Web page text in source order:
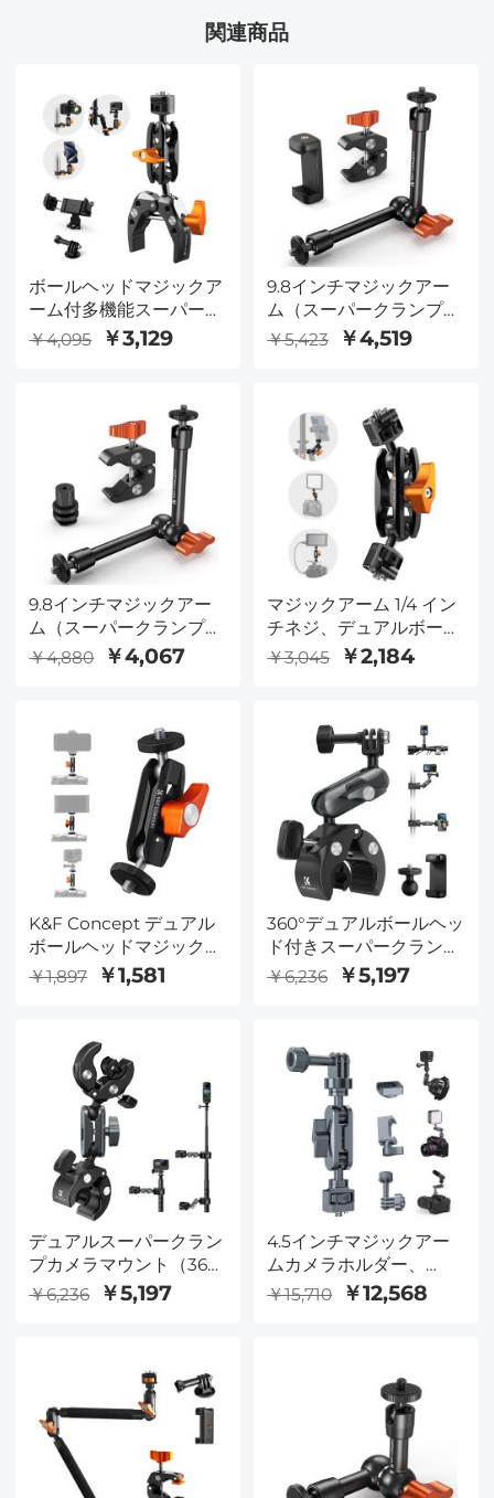
関連商品
ボールヘッドマジックア
ーム付多機能スーパーク
ランプ MS13
￥4,095 ￥3,129
9.8インチマジックアー
ム（スーパークランプと
電話クリップ付き）、
1/4インチと3/8インチの
クランプキット、モニタ
ー、LEDライト、ウェブ
カメラ、アクションカメ
ラ用のコールドシューク
ランプマウント付き関節
式摩擦アーム
￥5,423 ￥4,519
9.8インチマジックアー
ム（スーパークランプと
コールドブーツジョイン
ジ付き）、モニター、
LEDライト、ウェブカメ
ラ、アクションカメラ用
のコールドシュークラン
プマウント付き関節式フ
リクションアーム
￥4,880 ￥4,067
マジックアーム 1/4 イン
チネジ、デュアルボール
ヘッド付き MS14
￥3,045 ￥2,184
K&F Concept デュアル
ボールヘッドマジックア
ーム、1/4インチ-20ネジ
付き関節式ミニマジック
ヘッド、カメラ、ライ
ト、マイク、モニター用
アルミニウム合金カメラ
モニターマウントアーム
￥1,897 ￥1,581
360°デュアルボールヘッ
ド付きスーパークランプ
カメラマウント、自転
車/バイク/オートバイの
￥6,236 ￥5,197
デュアルスーパークラン
プカメラマウント（360°
ボールヘッド付き）、自
転車/オートバイのハン
傘用）K&F CONCEPT
￥6,236 ￥5,197
4.5インチマジックアー
ムカメラホルダー、
NATO治具付き、ダブル
ボールヘッド360°調節、
タ、LEDランプ、補光ラ
￥15,710 ￥12,568